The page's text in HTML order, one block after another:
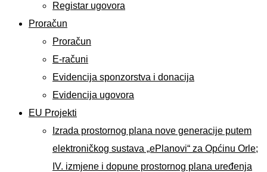
Registar ugovora
Proračun
Proračun
E-računi
Evidencija sponzorstva i donacija
Evidencija ugovora
EU Projekti
Izrada prostornog plana nove generacije putem
elektroničkog sustava „ePlanovi“ za Općinu Orle;
IV. izmjene i dopune prostornog plana uređenja